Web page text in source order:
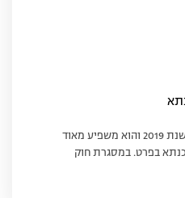
חוק נתוני האשראי נכנס לתוקפו בשנת 2019 והוא משפיע מאוד
בפרט. במסגרת חוק